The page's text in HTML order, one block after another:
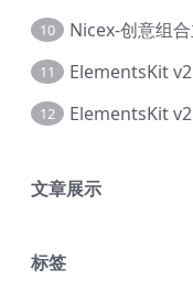
10 Nicex-创意组合
11 ElementsKit
12 ElementsKit
文章展示
标签